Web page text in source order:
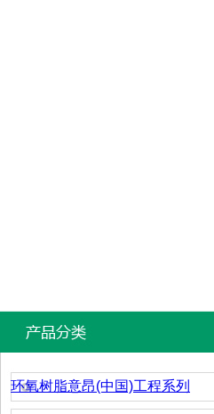
环氧树脂意昂(中国)工程系列